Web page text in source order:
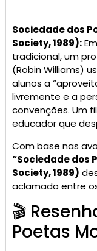
Sociedade dos
Society, 1989):
tradicional, um
(Robin Williams)
alunos a
livremente e a
convenções. Um
educador que
Com base nas
“Sociedade dos
Society, 1989)
aclamado entre
🎬
Poetas